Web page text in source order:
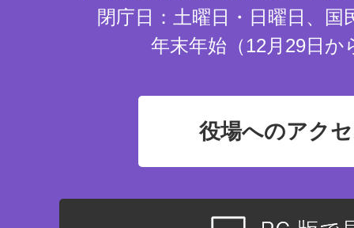
閉庁日：土曜日・日曜日、国
年末年始（12月29日か
役場へのアク